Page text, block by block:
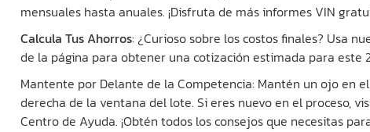
mensuales hasta anuales. ¡Disfruta de más informes VIN
Calcula Tus Ahorros: ¿Curioso sobre los costos finales? Usa
de la página para obtener una cotización estimada para este
Mantente por Delante de la Competencia: Mantén un ojo en
derecha de la ventana del lote. Si eres nuevo en el proceso,
Centro de Ayuda. ¡Obtén todos los consejos que necesitas